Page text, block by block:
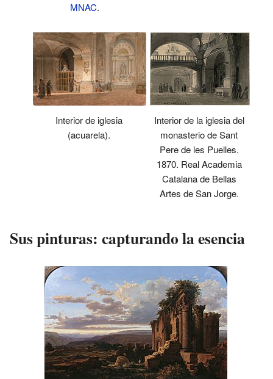
MNAC.
Interior de iglesia
(acuarela).
Interior de la iglesia del
monasterio de Sant
Pere de les Puelles.
1870. Real Academia
Catalana de Bellas
Artes de San Jorge.
Sus pinturas: capturando la esencia